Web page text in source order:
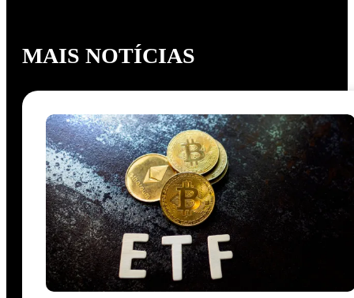
MAIS NOTÍCIAS